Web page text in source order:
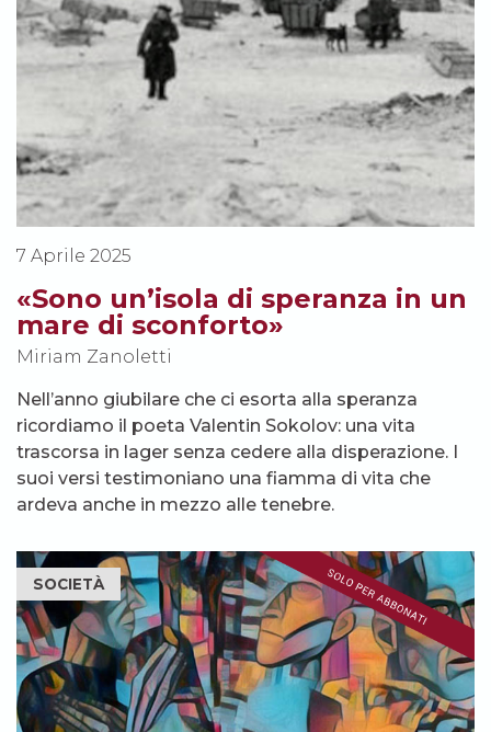
7 Aprile 2025
«Sono un’isola di speranza in un
mare di sconforto»
Miriam Zanoletti
Nell’anno giubilare che ci esorta alla speranza
ricordiamo il poeta Valentin Sokolov: una vita
trascorsa in lager senza cedere alla disperazione. I
suoi versi testimoniano una fiamma di vita che
ardeva anche in mezzo alle tenebre.
SOCIETÀ